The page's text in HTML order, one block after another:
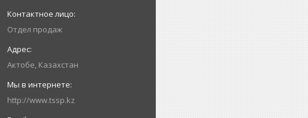
Отдел продаж
Актобе, Казахстан
http://www.tssp.kz